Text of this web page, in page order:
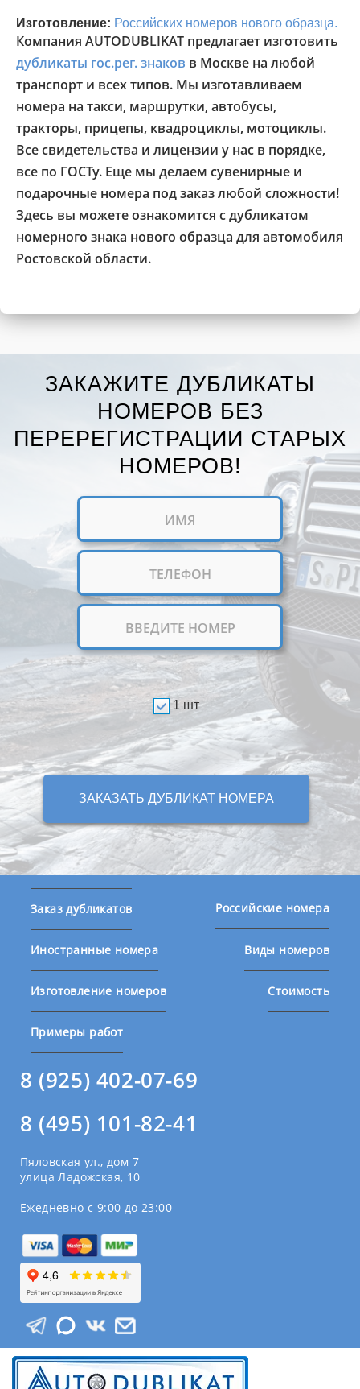
Изготовление: Российских номеров нового образца.
Компания AUTODUBLIKAT предлагает изготовить
дубликаты гос.рег. знаков в Москве на любой
транспорт и всех типов. Мы изготавливаем
номера на такси, маршрутки, автобусы,
тракторы, прицепы, квадроциклы, мотоциклы.
Все свидетельства и лицензии у нас в порядке,
все по ГОСТу. Еще мы делаем сувенирные и
подарочные номера под заказ любой сложности!
Здесь вы можете ознакомится с дубликатом
номерного знака нового образца для автомобиля
Ростовской области.
ЗАКАЖИТЕ ДУБЛИКАТЫ
НОМЕРОВ БЕЗ
ПЕРЕРЕГИСТРАЦИИ СТАРЫХ
НОМЕРОВ!
1 шт
ЗАКАЗАТЬ ДУБЛИКАТ НОМЕРА
Заказ дубликатов Российские номера
Иностранные номера Виды номеров
Изготовление номеров Стоимость
Примеры работ
8 (925) 402-07-69
8 (495) 101-82-41
Пяловская ул., дом 7
улица Ладожская, 10
Ежедневно с 9:00 до 23:00